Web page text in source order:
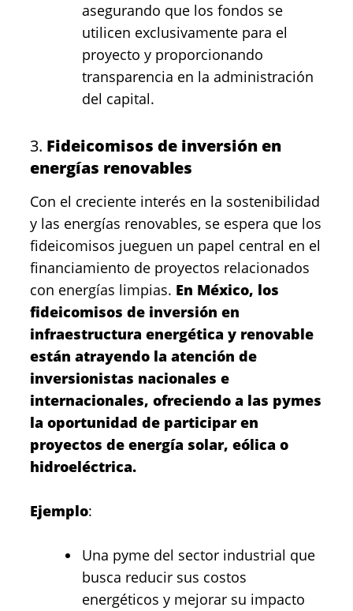
asegurando que los fondos se
utilicen exclusivamente para el
proyecto y proporcionando
transparencia en la administración
del capital.
3. Fideicomisos de inversión en
energías renovables
Con el creciente interés en la sostenibilidad
y las energías renovables, se espera que los
fideicomisos jueguen un papel central en el
financiamiento de proyectos relacionados
con energías limpias. En México, los
fideicomisos de inversión en
infraestructura energética y renovable
están atrayendo la atención de
inversionistas nacionales e
internacionales, ofreciendo a las pymes
la oportunidad de participar en
proyectos de energía solar, eólica o
hidroeléctrica.
Ejemplo:
Una pyme del sector industrial que
busca reducir sus costos
energéticos y mejorar su impacto